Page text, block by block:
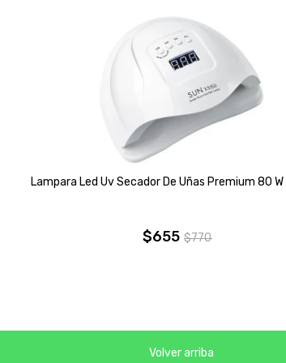
Lampara Led Uv Secador De Uñas Premium 80
$770
El
$770.
$655
El
$655.
Volver arriba